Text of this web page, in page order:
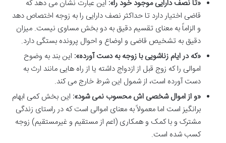
«تا نصف دارایی موجود خود را»: این عبارت نشان می دهد که
قاضی اختیار دارد تا حداکثر نصف دارایی را به زوجه اختصاص دهد
و الزاماً به معنای تقسیم دقیق به دو بخش مساوی نیست. میزان
دقیق به تشخیص قاضی و اوضاع و احوال پرونده بستگی دارد.
«که در ایام زناشویی با زوجه به دست آورده»: این بند به وضوح
اموالی را که زوج قبل از ازدواج داشته یا از راه هایی مانند ارث به
دست آورده است، از شمول این شرط خارج می کند.
«و از اموال شخصی اش محسوب نمی شود»: این بخش کمی ابهام
برانگیز است اما معمولاً به معنای اموالی است که در راستای زندگی
مشترک و با کمک و همکاری (اعم از مستقیم و غیرمستقیم) زوجه
کسب شده است.